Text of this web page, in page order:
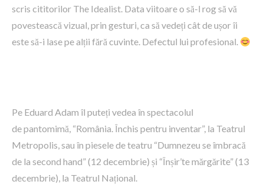
scris cititorilor The Idealist. Data viitoare o să-l rog să vă
povestească vizual, prin gesturi, ca să vedeți cât de ușor îi
este să-i lase pe alții fără cuvinte. Defectul lui profesional.
Pe Eduard Adam îl puteți vedea în spectacolul
de pantomimă, “România. Închis pentru inventar”, la Teatrul
Metropolis, sau în piesele de teatru “Dumnezeu se îmbracă
de la second hand” (12 decembrie) și “Înșir’te mărgărite” (13
decembrie), la Teatrul Național.